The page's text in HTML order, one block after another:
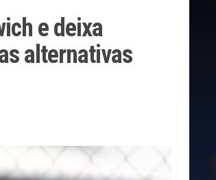
e deixa
alternativas